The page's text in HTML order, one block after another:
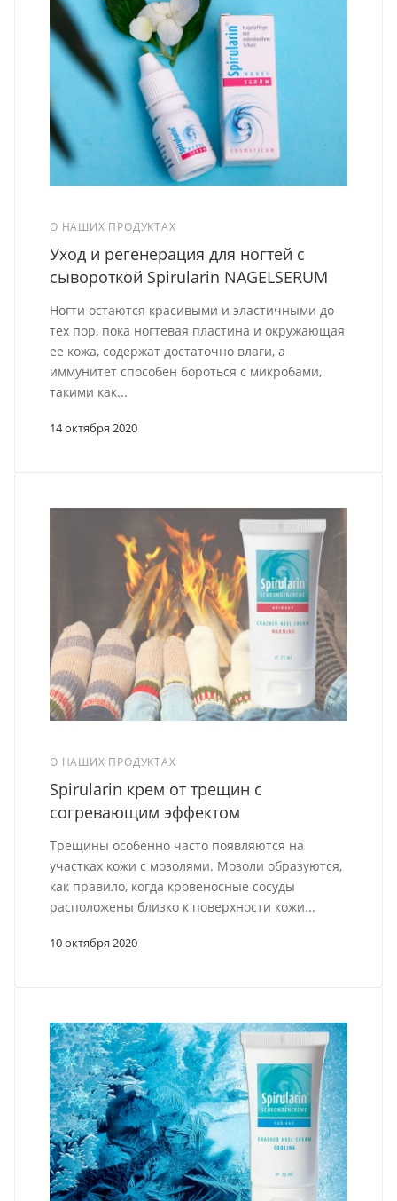
О НАШИХ ПРОДУКТАХ
14 октября 2020
Уход и регенерация для ногтей с
сывороткой Spirularin NAGELSERUM
Ногти остаются красивыми и эластичными до
тех пор, пока ногтевая пластина и окружающая
ее кожа, содержат достаточно влаги, а
иммунитет способен бороться с микробами,
такими как...
О НАШИХ ПРОДУКТАХ
10 октября 2020
Spirularin крем от трещин с
согревающим эффектом
Трещины особенно часто появляются на
участках кожи с мозолями. Мозоли образуются,
как правило, когда кровеносные сосуды
расположены близко к поверхности кожи...